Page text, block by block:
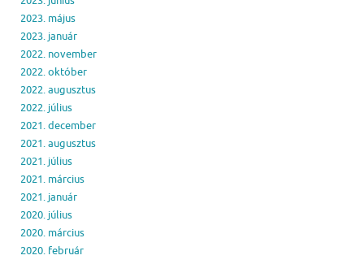
2023. május
2023. január
2022. november
2022. október
2022. augusztus
2022. július
2021. december
2021. augusztus
2021. július
2021. március
2021. január
2020. július
2020. március
2020. február